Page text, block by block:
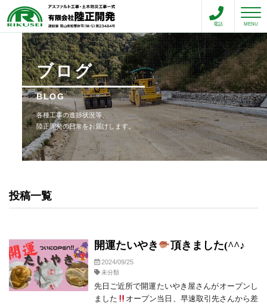
toggle
MENU
電話
ブログ
BLOG
各種工事の進捗状況等、
陸正開発の日常をお届けします。
投稿一覧
開運たいやき 頂きました(^^♪
2024/09/25
未分類
先日ご近所で開運たいやき屋さんがオープンし
ました
オープン当日、早速取引先さんから差